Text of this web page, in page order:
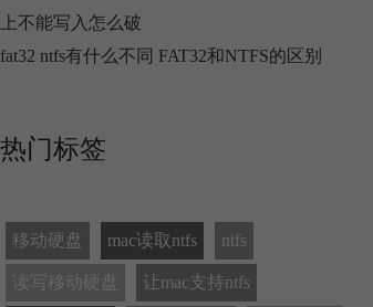
上不能写入怎么破
fat32 ntfs有什么不同 FAT32和NTFS的区别
热门标签
移动硬盘 mac读取ntfs ntfs
读写移动硬盘 让mac支持ntfs